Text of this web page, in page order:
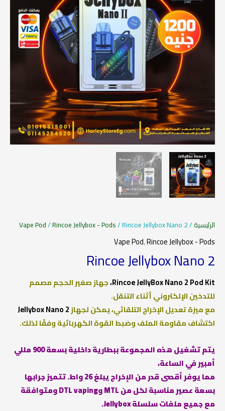
الرئيسية /
Vape Pod/Rincoe Jellybox - Pods/ Rincoe Jellybox Nano 2
Vape Pod,Rincoe Jellybox - Pods
Rincoe Jellybox Nano 2
Rincoe JellyBox Nano 2 Pod Kit، جهاز صغير الحجم مصمم
للتدخين الإلكتروني أثناء التنقل.
مع ميزة تعديل الإخراج التلقائي، يمكن لجهازJellybox Nano 2
اكتشاف مقاومة الملف وضبط القوة الكهربائية وفقًا لذلك.
يتم تشغيل هذه المجموعة ببطارية داخلية بسعة 900 مللي
أمبير في الساعة،
مما يوفر أقصى قدر من الإخراج يبلغ 26 واط. تتميز جرابها
بسعة عصير مناسبة لكل من MTL وDTL vaping ومتوافقة
مع جميع ملفات سلسلة Jellybox.